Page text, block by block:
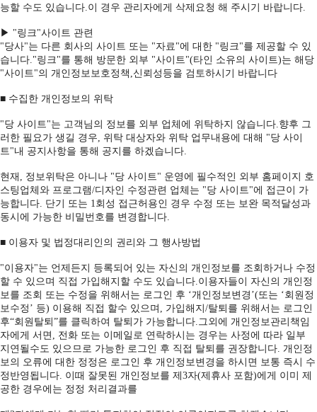
능할 수도 있습니다.이 경우 관리자에게 삭제요청 해 주시기 바랍니다.
▶ "링크"사이트 관련
"당사"는 다른 회사의 사이트 또는 "자료"에 대한 "링크"를 제공할 수 있
습니다."링크"를 통해 방문한 외부 "사이트"(타인 소유의 사이트)는 해당
"사이트"의 개인정보보호정책,신뢰성등을 검토하시기 바랍니다
■ 수집한 개인정보의 위탁
"당 사이트"는 고객님의 정보를 외부 업체에 위탁하지 않습니다.향후 그
러한 필요가 생길 경우, 위탁 대상자와 위탁 업무내용에 대해 "당 사이
트"내 공지사항을 통해 공지를 하겠습니다.
현재, 정보위탁은 아니나 "당 사이트" 운영에 필수적인 외부 홈페이지 호
스팅업체와 프로그램/디자인 수정관련 업체는 "당 사이트"에 접근이 가
능합니다. 단기 또는 1회성 접근허용인 경우 수정 또는 보완 목적달성과
동시에 가능한 비밀번호를 변경합니다.
■ 이용자 및 법정대리인의 권리와 그 행사방법
"이용자"는 언제든지 등록되어 있는 자신의 개인정보를 조회하거나 수정
할 수 있으며 직접 가입해지할 수도 있습니다.이용자들이 자신의 개인정
보를 조회 또는 수정을 위해서는 로그인 후 ‘개인정보변경’(또는 ‘회원정
보수정’ 등) 이용해 직접 할수 있으며, 가입해지/탈퇴를 위해서는 로그인
후“회원탈퇴”를 클릭하여 탈퇴가 가능합니다.그외에 개인정보관리책임
자에게 서면, 전화 또는 이메일로 연락하시는 경우는 사정에 따라 일부
지연될수도 있으므로 가능한 로그인 후 직접 탈퇴를 권장합니다. 개인정
보의 오류에 대한 정정은 로그인 후 개인정보변경을 하시면 보통 즉시 수
정반영됩니다. 이때 잘못된 개인정보를 제3자(제휴사 포함)에게 이미 제
공한 경우에는 정정 처리결과를